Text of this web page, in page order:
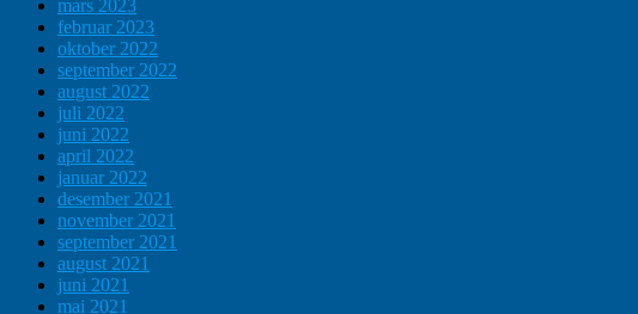
mars 2023
februar 2023
oktober 2022
september 2022
august 2022
juli 2022
juni 2022
april 2022
januar 2022
desember 2021
november 2021
september 2021
august 2021
juni 2021
mai 2021